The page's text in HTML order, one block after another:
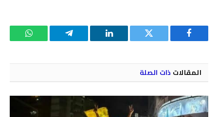
فيسبوك تويتر لينكدإن تيلقرام واتساب
المقالات ذات الصلة